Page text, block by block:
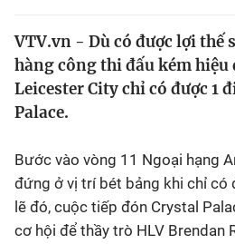
Chân dung
Sự kiện
Bóng đá
Thể thao Điện tử
VTV.vn - Dù có được lợi thế
hàng công thi đấu kém hiệu
Leicester City chỉ có được 1
Palace.
Bước vào vòng 11 Ngoại hạng
đứng ở vị trí bét bảng khi chỉ có
lẽ đó, cuộc tiếp đón Crystal
cơ hội để thầy trò HLV Brendan